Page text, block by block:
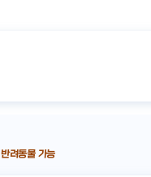
반려동물 가능